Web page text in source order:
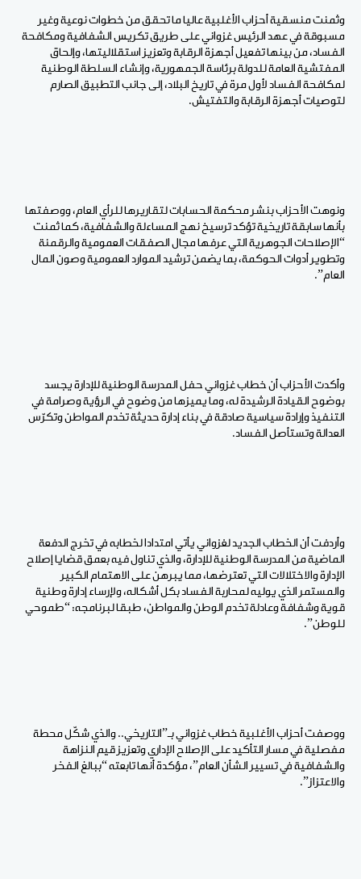
وثمنت منسقية أحزاب الأغلبية عاليا ما تحقق من خطوات نوعية وغير
مسبوقة في عهد الرئيس غزواني على طريق تكريس الشفافية ومكافحة
الفساد، من بينها تفعيل أجهزة الرقابة وتعزيز استقلاليتها، وإلحاق
المفتشية العامة للدولة برئاسة الجمهورية، وإنشاء السلطة الوطنية
لمكافحة الفساد لأول مرة في تاريخ البلاد، إلى جانب التطبيق الصارم
لتوصيات أجهزة الرقابة والتفتيش.
ونوهت الأحزاب بنشر محكمة الحسابات لتقاريرها للرأي العام، ووصفتها
بأنها سابقة تاريخية تؤكد ترسيخ نهج المساءلة والشفافية، كما ثمنت
“الإصلاحات الجوهرية التي عرفها مجال الصفقات العمومية والرقمنة
وتطوير أدوات الحوكمة، بما يضمن ترشيد الموارد العمومية وصون المال
العام”.
وأكدت الأحزاب أن خطاب غزواني حفل المدرسة الوطنية للإدارة يجسد
بوضوح القيادة الرشيدة له، وما يميزها من وضوح في الرؤية وصرامة في
التنفيذ وإرادة سياسية صادقة في بناء إدارة حديثة تخدم المواطن وتكرّس
العدالة وتستأصل الفساد.
وأردفت أن الخطاب الجديد لغزواني يأتي امتدادا لخطابه في تخرج الدفعة
الماضية من المدرسة الوطنية للإدارة، والذي تناول فيه بعمق قضايا إصلاح
الإدارة والاختلالات التي تعترضها، مما يبرهن على الاهتمام الكبير
والمستمر الذي يوليه لمحاربة الفساد بكل أشكاله، ولإرساء إدارة وطنية
قوية وشفافة وعادلة تخدم الوطن والمواطن، طبقا لبرنامجه: “طموحي
للوطن”.
ووصفت أحزاب الأغلبية خطاب غزواني بـ”التاريخي.. والذي شكّل محطة
مفصلية في مسار التأكيد على الإصلاح الإداري وتعزيز قيم النزاهة
والشفافية في تسيير الشأن العام”، مؤكدة أنها تابعته “ببالغ الفخر
والاعتزاز”.